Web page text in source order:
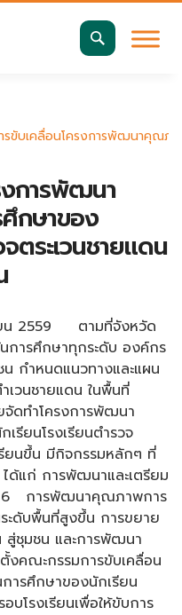
ขับเคลื่อนโครงการพัฒนาคุณภาพ
งการพัฒนา
กษาของ
ตระเวนชายแดน
ตามที่จังหวัด
การศึกษาทุกระดับ องค์กร
กำหนดแนวทางและแผน
เวนชายแดน ในพื้นที่
จัดทำโครงการพัฒนา
รียนโรงเรียนตำรวจ
รียนขึ้น มีกิจกรรมหลักๆ ที่
ด้แก่ การพัฒนาและเตรียม
6 การพัฒนาคุณภาพการ
ะดับพื้นที่สูงขึ้น การขยาย
สู่ชุมชน และการพัฒนา
งคณะกรรมการขับเคลื่อน
รศึกษาของนักเรียน
บโรงเรียนเพื่อให้ขับการ